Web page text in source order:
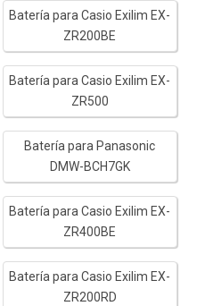
Batería para Casio Exilim EX-
ZR200BE
Batería para Casio Exilim EX-
ZR500
Batería para Panasonic
DMW-BCH7GK
Batería para Casio Exilim EX-
ZR400BE
Batería para Casio Exilim EX-
ZR200RD